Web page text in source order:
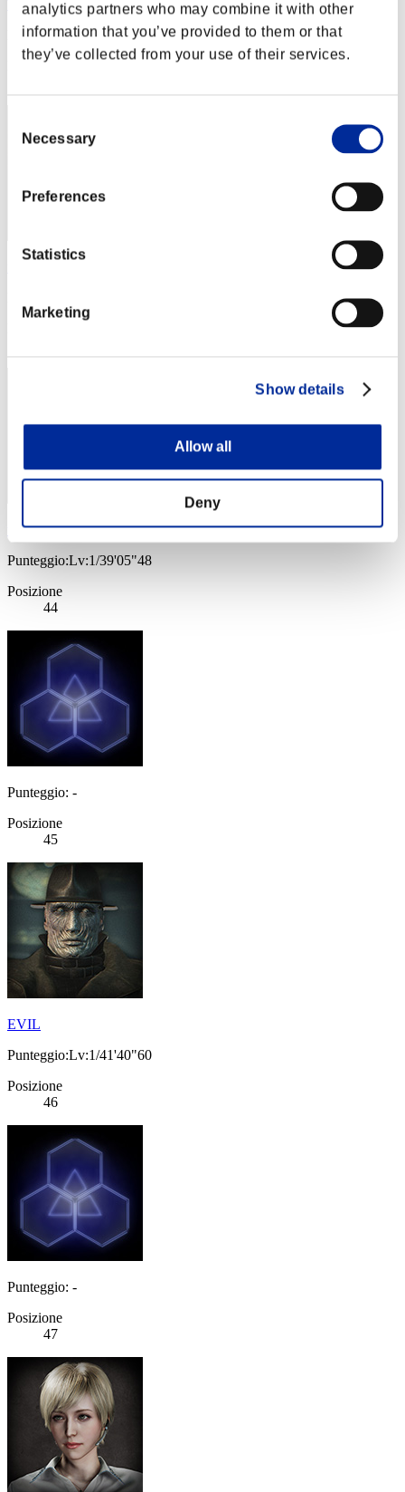
analytics partners who may combine it with other
information that you’ve provided to them or that
they’ve collected from your use of their services.
Selection
Necessary
Preferences
Statistics
Marketing
Show details
Allow all
Deny
Tan Thubo
Punteggio:Lv:1/36'37"90
Posizione
toshi-tomo-ibu
Punteggio:Lv:1/39'05"48
Posizione
44
Punteggio: -
Posizione
45
EVIL
Punteggio:Lv:1/41'40"60
Posizione
46
Punteggio: -
Posizione
47